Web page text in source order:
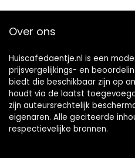
liter, zwart, zilver
Over ons
Huiscafedaentje.nl is een
prijsvergelijkings- en
biedt die beschikbaar zijn op
houdt via de laatst
zijn auteursrechtelijk
eigenaren. Alle geciteerde
respectievelijke bronnen.